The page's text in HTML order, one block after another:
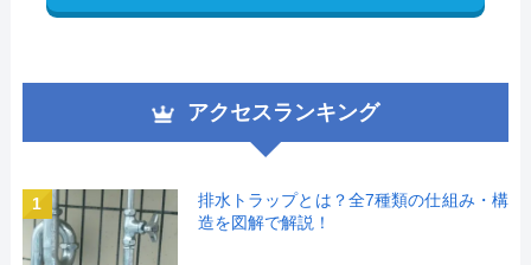
アクセスランキング
1
排水トラップとは？全7種類の仕組み・構
造を図解で解説！